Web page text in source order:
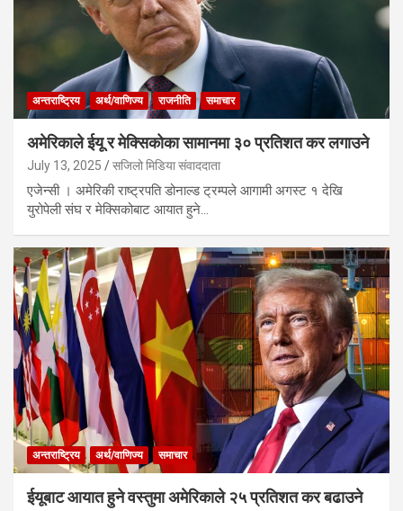
अन्तराष्ट्रिय अर्थ/वाणिज्य राजनीति समाचार
अमेरिकाले ईयू र मेक्सिकोका सामानमा ३० प्रतिशत कर लगाउने
July 13, 2025 सजिलो मिडिया संवाददाता
एजेन्सी । अमेरिकी राष्ट्रपति डोनाल्ड ट्रम्पले आगामी अगस्ट १ देखि
युरोपेली संघ र मेक्सिकोबाट आयात हुने…
अन्तराष्ट्रिय अर्थ/वाणिज्य समाचार
ईयूबाट आयात हुने वस्तुमा अमेरिकाले २५ प्रतिशत कर बढाउने